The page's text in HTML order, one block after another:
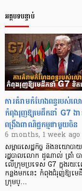
អត្ថបទបន្ទាប់
ការគំរាមកំហែងពន្ធរបស់ល
កំពុងរុញឱ្យមេដឹកនាំ G7 ង
ពង្រឹងពាណិជ្ជកម្មជាមួយចិន
6 months, 1 week ago
សម្ពាធសេដ្ឋកិច្ច និងនយោប
រដ្ឋបាលលោក ដូណាល់ ត្រាំ ប
លើក្រុមប្រទេស G7 ក្នុងរយៈព
កន្លងមកនេះ កំពុងជំរុញឱ្យមេ
ក្រុមប្…